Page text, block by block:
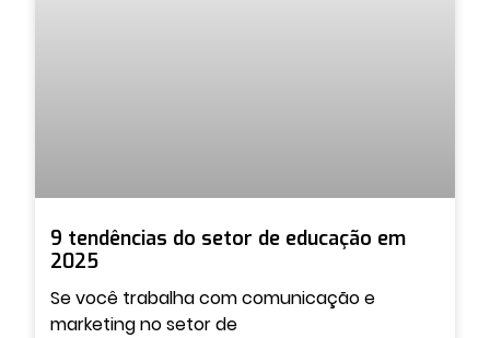
9 tendências do setor de educação em
2025
Se você trabalha com comunicação e
marketing no setor de